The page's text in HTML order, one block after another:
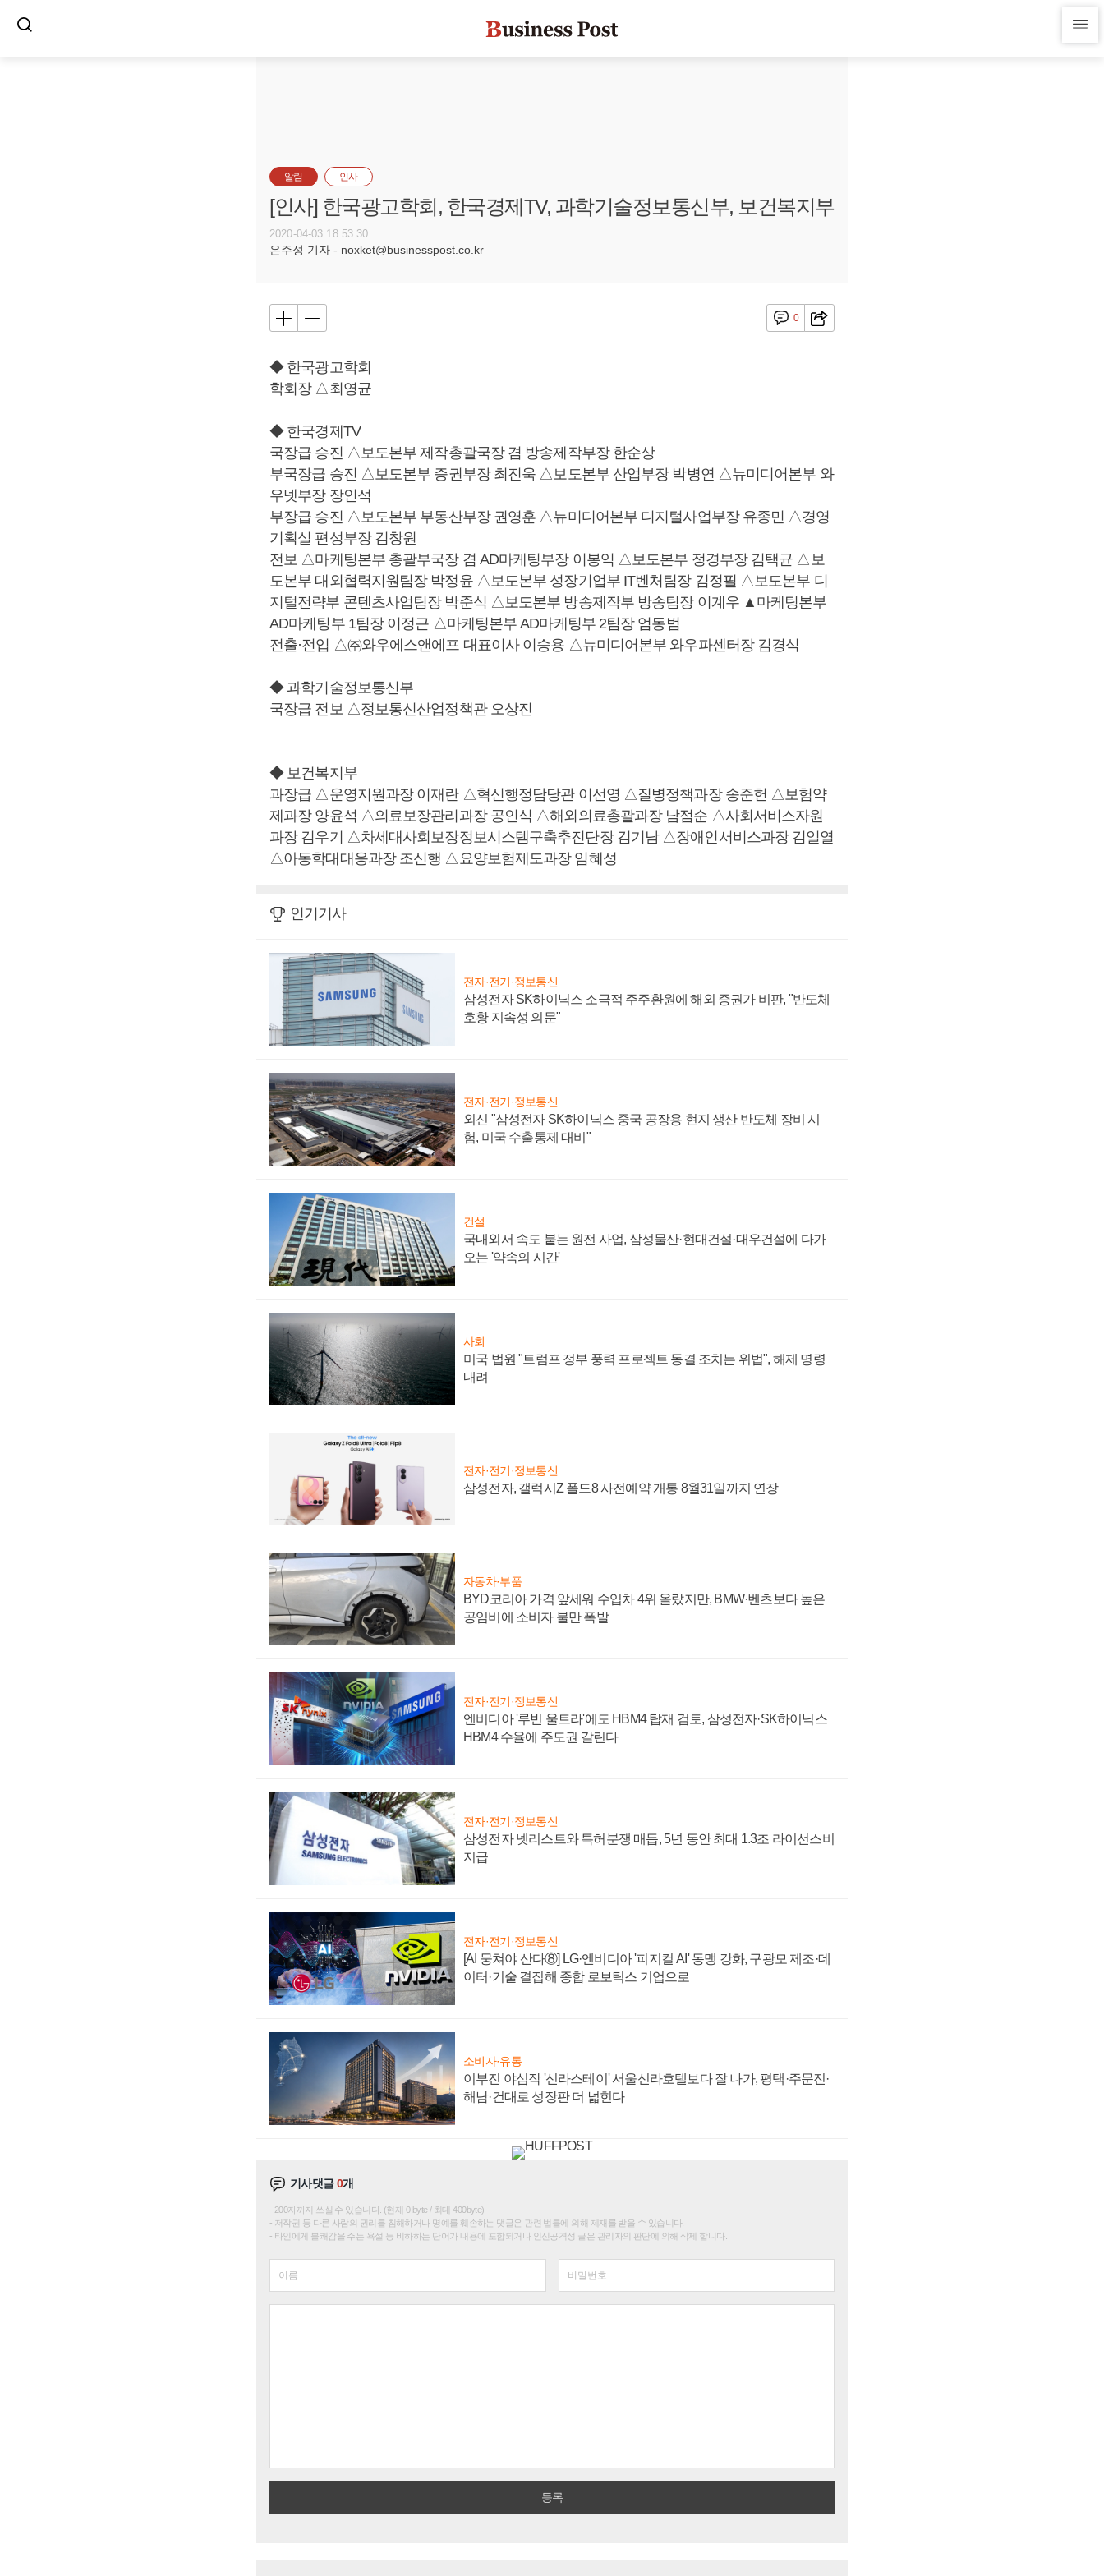
알림 인사
[인사] 한국광고학회, 한국경제TV, 과학기술정보통신부, 보건복지부
2020-04-03 18:53:30
은주성 기자 - noxket@businesspost.co.kr
0
◆ 한국광고학회
학회장 △최영균
◆ 한국경제TV
국장급 승진 △보도본부 제작총괄국장 겸 방송제작부장 한순상
부국장급 승진 △보도본부 증권부장 최진욱 △보도본부 산업부장 박병연 △뉴미디어본부 와
우넷부장 장인석
부장급 승진 △보도본부 부동산부장 권영훈 △뉴미디어본부 디지털사업부장 유종민 △경영
기획실 편성부장 김창원
전보 △마케팅본부 총괄부국장 겸 AD마케팅부장 이봉익 △보도본부 정경부장 김택균 △보
도본부 대외협력지원팀장 박정윤 △보도본부 성장기업부 IT벤처팀장 김정필 △보도본부 디
지털전략부 콘텐츠사업팀장 박준식 △보도본부 방송제작부 방송팀장 이계우 ▲마케팅본부
AD마케팅부 1팀장 이정근 △마케팅본부 AD마케팅부 2팀장 엄동범
전출·전입 △㈜와우에스앤에프 대표이사 이승용 △뉴미디어본부 와우파센터장 김경식
◆ 과학기술정보통신부
국장급 전보 △정보통신산업정책관 오상진
◆ 보건복지부
과장급 △운영지원과장 이재란 △혁신행정담당관 이선영 △질병정책과장 송준헌 △보험약
제과장 양윤석 △의료보장관리과장 공인식 △해외의료총괄과장 남점순 △사회서비스자원
과장 김우기 △차세대사회보장정보시스템구축추진단장 김기남 △장애인서비스과장 김일열
△아동학대대응과장 조신행 △요양보험제도과장 임혜성
인기기사
전자·전기·정보통신
삼성전자 SK하이닉스 소극적 주주환원에 해외 증권가 비판, "반도체
호황 지속성 의문"
전자·전기·정보통신
외신 "삼성전자 SK하이닉스 중국 공장용 현지 생산 반도체 장비 시
험, 미국 수출통제 대비"
건설
국내외서 속도 붙는 원전 사업, 삼성물산·현대건설·대우건설에 다가
오는 '약속의 시간'
사회
미국 법원 "트럼프 정부 풍력 프로젝트 동결 조치는 위법", 해제 명령
내려
전자·전기·정보통신
삼성전자, 갤럭시Z 폴드8 사전예약 개통 8월31일까지 연장
자동차·부품
BYD코리아 가격 앞세워 수입차 4위 올랐지만, BMW·벤츠보다 높은
공임비에 소비자 불만 폭발
전자·전기·정보통신
엔비디아 '루빈 울트라'에도 HBM4 탑재 검토, 삼성전자·SK하이닉스
HBM4 수율에 주도권 갈린다
전자·전기·정보통신
삼성전자 넷리스트와 특허분쟁 매듭, 5년 동안 최대 1.3조 라이선스비
지급
전자·전기·정보통신
[AI 뭉쳐야 산다⑧] LG·엔비디아 '피지컬 AI' 동맹 강화, 구광모 제조·데
이터·기술 결집해 종합 로보틱스 기업으로
소비자·유통
이부진 야심작 '신라스테이' 서울신라호텔보다 잘 나가, 평택·주문진·
해남·건대로 성장판 더 넓힌다
기사댓글0개
200자까지 쓰실 수 있습니다. (현재 0 byte / 최대 400byte)
저작권 등 다른 사람의 권리를 침해하거나 명예를 훼손하는 댓글은 관련 법률에 의해 제재를 받을 수 있습니다.
타인에게 불쾌감을 주는 욕설 등 비하하는 단어가 내용에 포함되거나 인신공격성 글은 관리자의 판단에 의해 삭제 합니다.